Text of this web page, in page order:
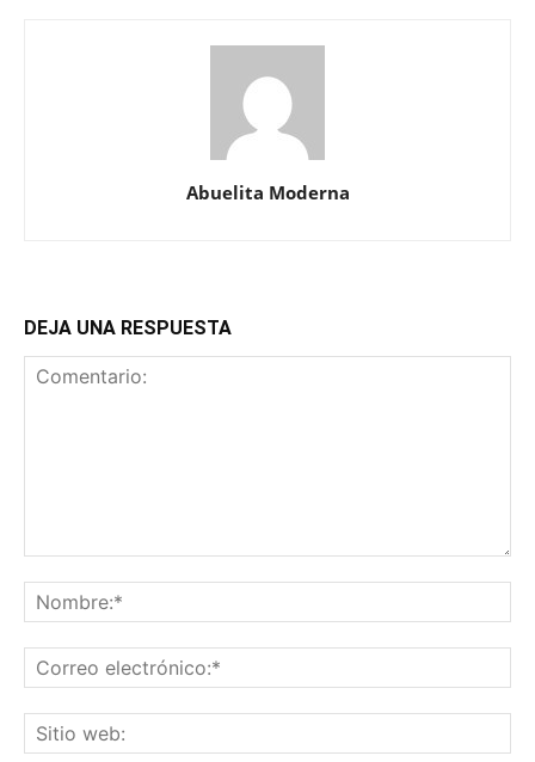
Abuelita Moderna
DEJA UNA RESPUESTA